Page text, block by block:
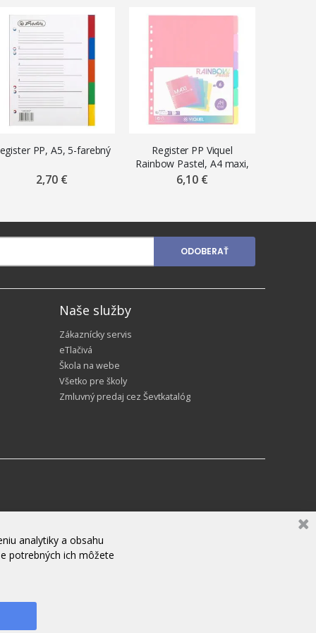
PP, A5, 5-farebný
2,70 €
Register PP Viquel
Rainbow Pastel, A4 maxi,
6-farebný
6,10 €
ODOBERAŤ
Naše služby
Zákaznícky servis
eTlačivá
Škola na webe
Všetko pre školy
Zmluvný predaj cez Ševtkatalóg
analytiky a obsahu
potrebných ich môžete